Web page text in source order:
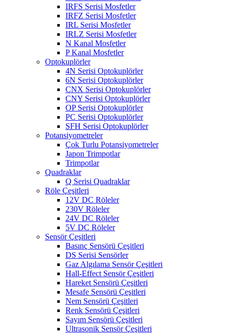
IRFS Serisi Mosfetler
IRFZ Serisi Mosfetler
IRL Serisi Mosfetler
IRLZ Serisi Mosfetler
N Kanal Mosfetler
P Kanal Mosfetler
Optokuplörler
4N Serisi Optokuplörler
6N Serisi Optokuplörler
CNX Serisi Optokuplörler
CNY Serisi Optokuplörler
OP Serisi Optokuplörler
PC Serisi Optokuplörler
SFH Serisi Optokuplörler
Potansiyometreler
Çok Turlu Potansiyometreler
Japon Trimpotlar
Trimpotlar
Quadraklar
Q Serisi Quadraklar
Röle Çeşitleri
12V DC Röleler
230V Röleler
24V DC Röleler
5V DC Röleler
Sensör Çeşitleri
Basınç Sensörü Çeşitleri
DS Serisi Sensörler
Gaz Algılama Sensör Çeşitleri
Hall-Effect Sensör Çeşitleri
Hareket Sensörü Çeşitleri
Mesafe Sensörü Çeşitleri
Nem Sensörü Çeşitleri
Renk Sensörü Çeşitleri
Sayım Sensörü Çeşitleri
Ultrasonik Sensör Çeşitleri